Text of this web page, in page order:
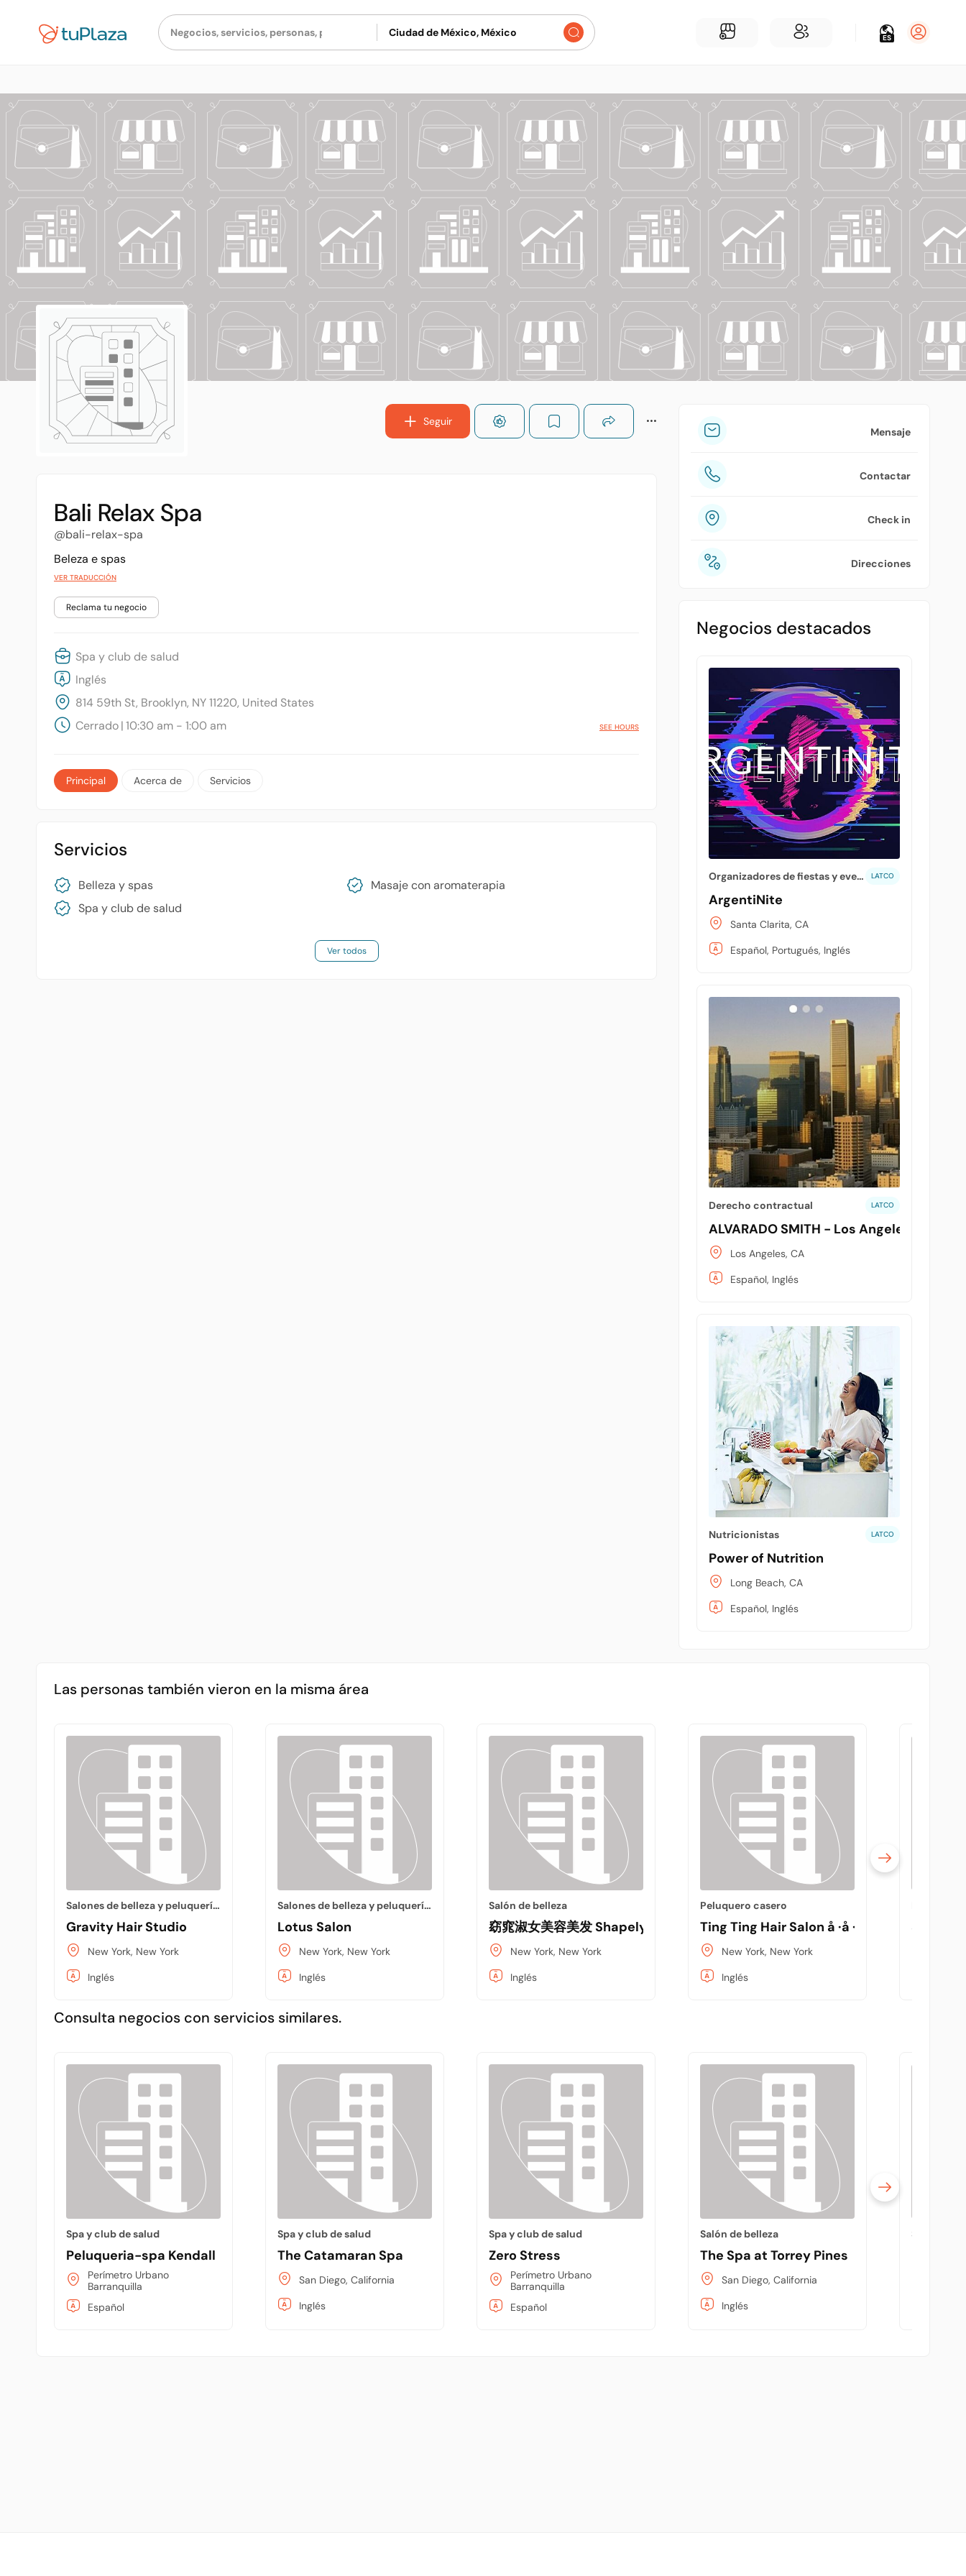
ES
Seguir
Bali Relax Spa
@bali-relax-spa
Beleza e spas
VER TRADUCCIÓN
Reclama tu negocio
Spa y club de salud
Inglés
814 59th St, Brooklyn, NY 11220, United States
Cerrado|10:30 am - 1:00 am SEE HOURS
Principal Acerca de Servicios
Servicios
Belleza y spas
Masaje con aromaterapia
Spa y club de salud
Ver todos
Mensaje
Contactar
Check in
Direcciones
Negocios destacados
Organizadores de fiestas y eventos LATCO
ArgentiNite
Santa Clarita, CA
Español, Portugués, Inglés
Derecho contractual LATCO
ALVARADO SMITH - Los Angeles
Los Angeles, CA
Español, Inglés
Nutricionistas LATCO
Power of Nutrition
Long Beach, CA
Español, Inglés
Las personas también vieron en la misma área
Salones de belleza y peluquerías
Gravity Hair Studio
New York, New York
Inglés
Salones de belleza y peluquerías
Lotus Salon
New York, New York
Inglés
Salón de belleza
窈窕淑女美容美发 Shapely Lady Beauty Salon | 法拉盛美容美发
New York, New York
Inglés
Peluquero casero
Ting Ting Hair Salon å ·å ·å‘å»Š
New York, New York
Inglés
Shear
Consulta negocios con servicios similares.
Spa y club de salud
Peluqueria-spa Kendall
Perímetro Urbano
Barranquilla
Español
Spa y club de salud
The Catamaran Spa
San Diego, California
Inglés
Spa y club de salud
Zero Stress
Perímetro Urbano
Barranquilla
Español
Salón de belleza
The Spa at Torrey Pines
San Diego, California
Inglés
Spa y club
Para Negocios
Añadir un negocio
Encuentre empresas cerca de ti
Comunidad
Encuentra personas cerca de ti
tuPlaza
Acerca de nosotros